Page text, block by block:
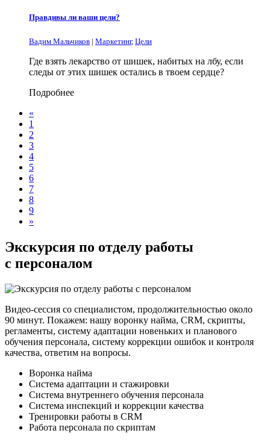
Правдивы ли ваши цели?
Вадим Мальчиков | Маркетинг, Цели
Где взять лекарство от шишек, набитых на лбу, если
следы от этих шишек остались в твоем сердце?
Подробнее
«
1
2
3
4
5
6
7
8
9
»
Экскурсия по отделу работы
с персоналом
Видео-сессия со специалистом, продолжительностью около
90 минут. Покажем: нашу воронку найма, CRM, скрипты,
регламенты, систему адаптации новеньких и планового
обучения персонала, систему коррекции ошибок и контроля
качества, ответим на вопросы.
Воронка найма
Система адаптации и стажировки
Система внутреннего обучения персонала
Система инспекций и коррекции качества
Тренировки работы в CRM
Работа персонала по скриптам